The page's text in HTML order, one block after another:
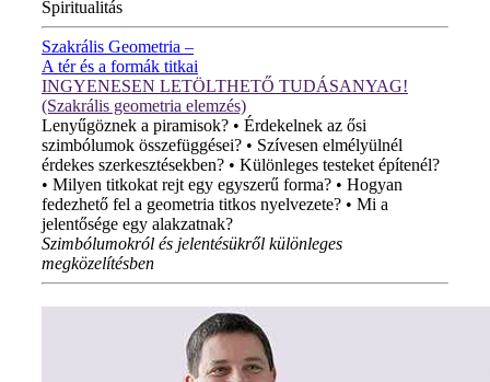
Spiritualitás
Szakrális Geometria –
A tér és a formák titkai
INGYENESEN LETÖLTHETŐ TUDÁSANYAG!
(Szakrális geometria elemzés)
Lenyűgöznek a piramisok? • Érdekelnek az ősi
szimbólumok összefüggései? • Szívesen elmélyülnél
érdekes szerkesztésekben? • Különleges testeket építenél?
• Milyen titkokat rejt egy egyszerű forma? • Hogyan
fedezhető fel a geometria titkos nyelvezete? • Mi a
jelentősége egy alakzatnak?
Szimbólumokról és jelentésükről különleges
megközelítésben